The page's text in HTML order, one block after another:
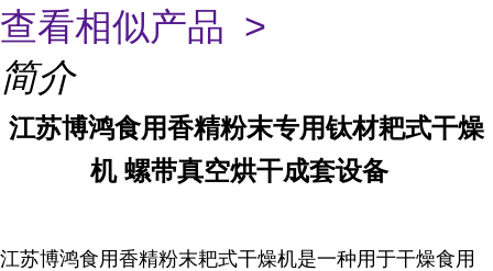
查看相似产品 >
简介
江苏博鸿食用香精粉末专用钛材耙式干燥
机 螺带真空烘干成套设备
江苏博鸿食用香精粉末耙式干燥机是一种用于干燥食用